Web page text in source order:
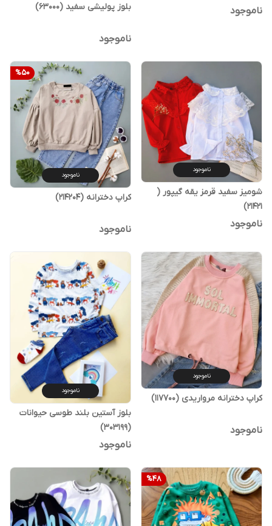
ناموجود بلوز پولیشی سفید (63000)
ناموجود
ناموجود
شومیز سفید قرمز یقه گیپور (
21421)
ناموجود
%50
ناموجود
کراپ دخترانه (214204)
ناموجود
ناموجود
کراپ دخترانه مرواریدی (117700)
ناموجود
ناموجود
بلوز آستین بلند طوسی حیوانات
(303199)
ناموجود
%48